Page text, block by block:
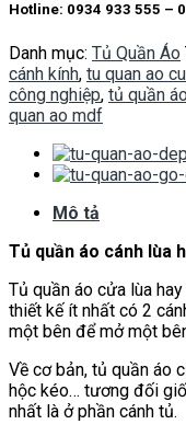
Hotline: 0934 933 555 –
Danh mục: Tủ Quần Áo
cánh kính, tu quan ao
công nghiệp, tủ quần
quan ao mdf
Mô tả
Tủ quần áo cánh lùa
Tủ quần áo cửa lùa
thiết kế ít nhất có 2
một bên để mở một
Về cơ bản, tủ quần áo
hộc kéo… tương đối
nhất là ở phần cánh tủ.